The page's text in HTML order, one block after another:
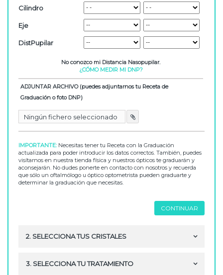
Cilindro
Eje
DistPupilar
No conozco mi Distancia Nasopupilar.
¿CÓMO MEDIR MI DNP?
ADJUNTAR ARCHIVO (puedes adjuntarnos tu Receta de
Graduación o foto DNP)
Ningún fichero seleccionado 
IMPORTANTE: Necesitas tener tu Receta con la Graduación
actualizada para poder introducir los datos correctos. También, puedes
visítarnos en nuestra tienda física y nuestros ópticos te graduarán y
aconsejarán. No dudes ponerte en contacto con nosotros y recuerda
que sólo un oftalmólogo u óptico optometrista pueden graduarte y
determinar la graduación que necesitas.
CONTINUAR
2. SELECCIONA TUS CRISTALES
3. SELECCIONA TU TRATAMIENTO